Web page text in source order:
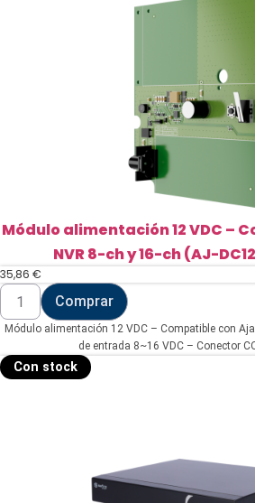
Módulo alimentación 12 VDC –
NVR 8-ch y 16-ch (AJ-
35,86 €
Módulo
alimentación
12
VDC
Compatible
con
Comprar
Módulo alimentación 12 VDC – Compatible con
de entrada 8~16 VDC – Conector
Con stock